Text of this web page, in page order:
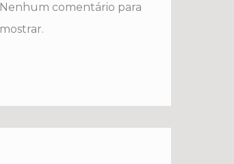
Nenhum comentário para
mostrar.